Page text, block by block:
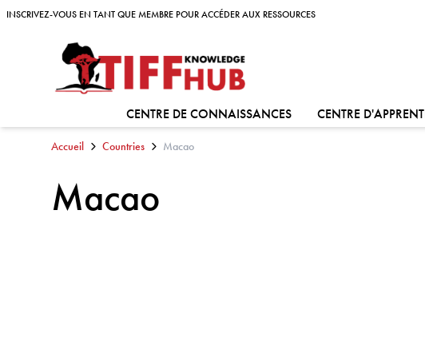
Skip to content
INSCRIVEZ-VOUS EN TANT QUE MEMBRE POUR ACCÉDER AUX RESSOURCES
INSCRIVEZ-VOUS EN TANT QUE MEMBRE POUR ACCÉDER AUX RESSOURCES
CENTRE DE CONNAISSANCESALLER À:CENTRE
Accueil Countries Macao
Macao